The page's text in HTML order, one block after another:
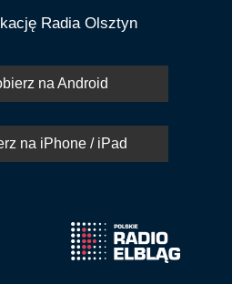
Radia Olsztyn
na Android
na iPhone / iPad